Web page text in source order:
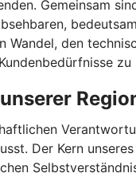
Gemeinsam
Wandel, den
zu
Der Kern unseres